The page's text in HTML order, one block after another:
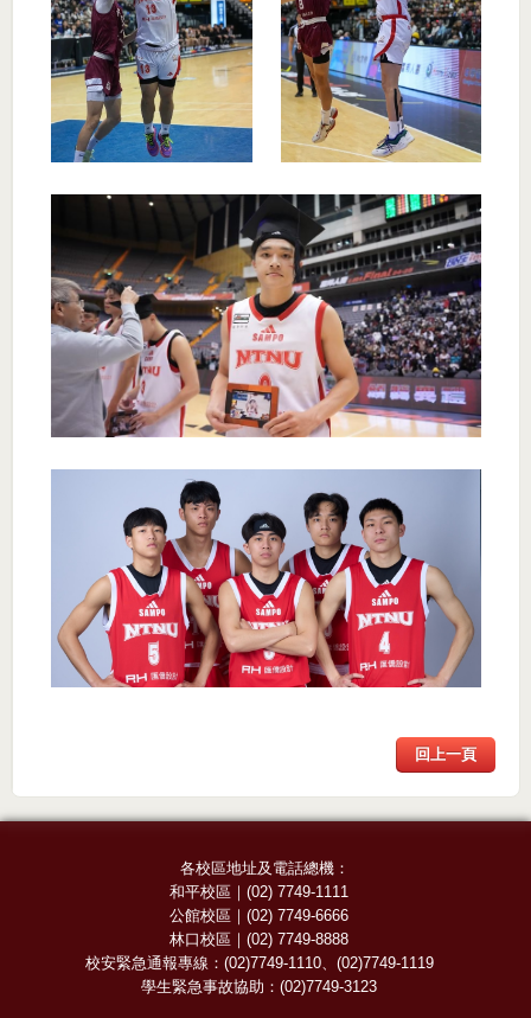
回上一頁
各校區地址及電話總機：
和平校區 ｜(02) 7749-1111
公館校區 ｜(02) 7749-6666
林口校區 ｜(02) 7749-8888
校安緊急通報專線： (02)7749-1110、 (02)7749-1119
學生緊急事故協助：(02)7749-3123